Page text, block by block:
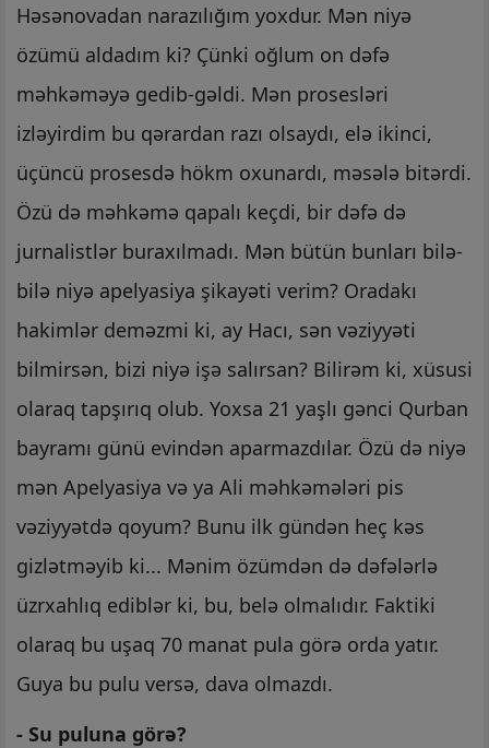
Həsənovadan narazılığım yoxdur. Mən niyə
özümü aldadım ki? Çünki oğlum on dəfə
məhkəməyə gedib-gəldi. Mən prosesləri
izləyirdim bu qərardan razı olsaydı, elə ikinci,
üçüncü prosesdə hökm oxunardı, məsələ bitərdi.
Özü də məhkəmə qapalı keçdi, bir dəfə də
jurnalistlər buraxılmadı. Mən bütün bunları bilə-
bilə niyə apelyasiya şikayəti verim? Oradakı
hakimlər deməzmi ki, ay Hacı, sən vəziyyəti
bilmirsən, bizi niyə işə salırsan? Bilirəm ki, xüsusi
olaraq tapşırıq olub. Yoxsa 21 yaşlı gənci Qurban
bayramı günü evindən aparmazdılar. Özü də niyə
mən Apelyasiya və ya Ali məhkəmələri pis
vəziyyətdə qoyum? Bunu ilk gündən heç kəs
gizlətməyib ki... Mənim özümdən də dəfələrlə
üzrxahlıq ediblər ki, bu, belə olmalıdır. Faktiki
olaraq bu uşaq 70 manat pula görə orda yatır.
Guya bu pulu versə, dava olmazdı.
- Su puluna görə?